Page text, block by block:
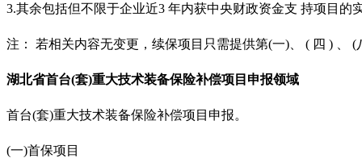
3.其余包括但不限于企业近3 年内获中央财政资金支 持项目
注： 若相关内容无变更，续保项目只需提供第(一)、 ( 四 ) 、 (
湖北省首台(套)重大技术装备保险补偿项目申报领域
首台(套)重大技术装备保险补偿项目申报。
(一)首保项目